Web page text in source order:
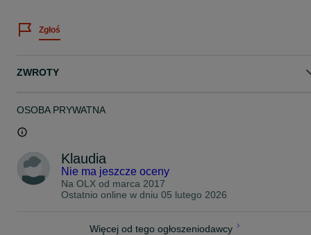
Zgłoś
ZWROTY
OSOBA PRYWATNA
Klaudia
Nie ma jeszcze oceny
Na OLX od marca 2017
Ostatnio online w dniu 05 lutego 2026
Więcej od tego ogłoszeniodawcy